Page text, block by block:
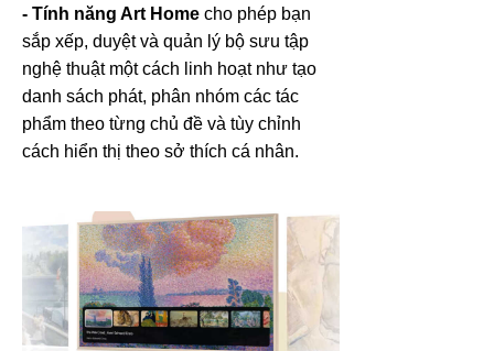
- Tính năng Art Home cho phép bạn
sắp xếp, duyệt và quản lý bộ sưu tập
nghệ thuật một cách linh hoạt như tạo
danh sách phát, phân nhóm các tác
phẩm theo từng chủ đề và tùy chỉnh
cách hiển thị theo sở thích cá nhân.